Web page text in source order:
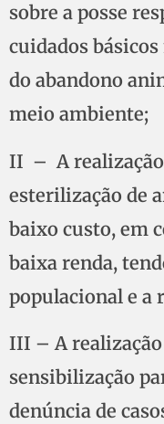
sobre a posse
cuidados
do abandono
meio ambiente;
II – A realização
esterilização de
baixo custo, em
baixa renda,
populacional e a
III – A realização
sensibilização
denúncia de